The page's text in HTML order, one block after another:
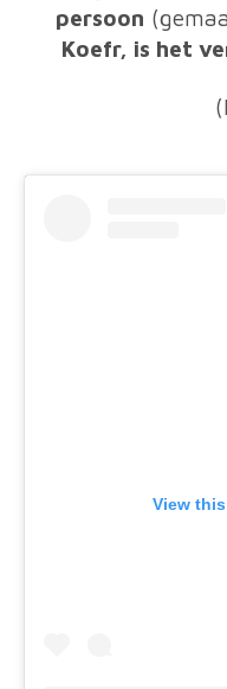
persoon
Koefr, is het
View